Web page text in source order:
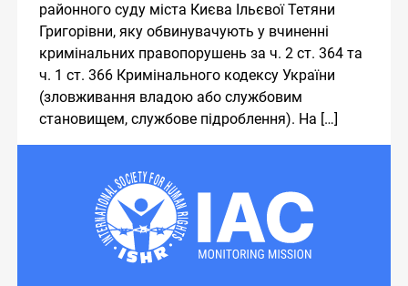
районного суду міста Києва Ільєвої Тетяни
Григорівни, яку обвинувачують у вчиненні
кримінальних правопорушень за ч. 2 ст. 364 та
ч. 1 ст. 366 Кримінального кодексу України
(зловживання владою або службовим
становищем, службове підроблення). На […]